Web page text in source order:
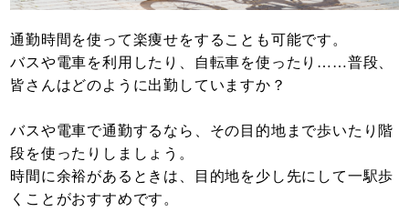
通勤時間を使って楽痩せをすることも可能です。
バスや電車を利用したり、自転車を使ったり……普段、
皆さんはどのように出勤していますか？
バスや電車で通勤するなら、その目的地まで歩いたり階
段を使ったりしましょう。
時間に余裕があるときは、目的地を少し先にして一駅歩
くことがおすすめです。